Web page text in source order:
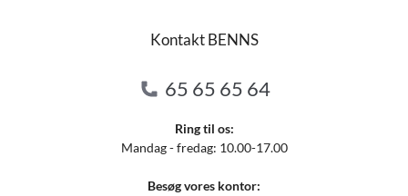
Kontakt BENNS
65 65 65 64
Ring til os:
Mandag - fredag: 10.00-17.00
Besøg vores kontor: